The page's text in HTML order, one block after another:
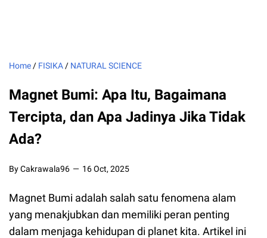
Home / FISIKA / NATURAL SCIENCE
Magnet Bumi: Apa Itu, Bagaimana
Tercipta, dan Apa Jadinya Jika Tidak
Ada?
By Cakrawala96 16 Oct, 2025
Magnet Bumi adalah salah satu fenomena alam
yang menakjubkan dan memiliki peran penting
dalam menjaga kehidupan di planet kita. Artikel ini